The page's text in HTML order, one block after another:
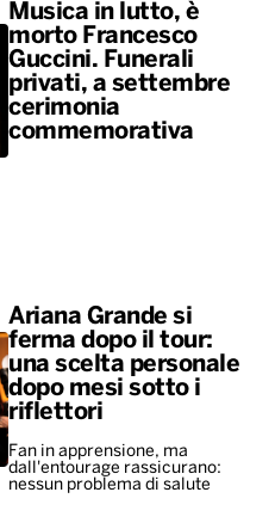
Musica in lutto, è
morto Francesco
Guccini. Funerali
privati, a settembre
cerimonia
commemorativa
Ariana Grande si
ferma dopo il tour:
una scelta personale
dopo mesi sotto i
riflettori
Fan in apprensione, ma
dall'entourage rassicurano:
nessun problema di salute